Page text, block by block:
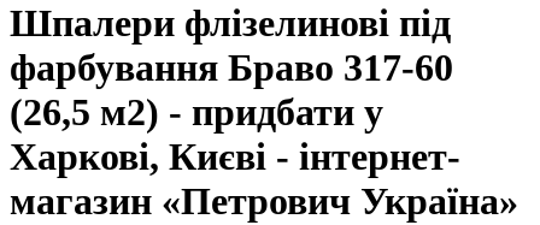
Шпалери флізелинові під
фарбування Браво 317-60
(26,5 м2) - придбати у
Харкові, Києві - інтернет-
магазин «Петрович Україна»